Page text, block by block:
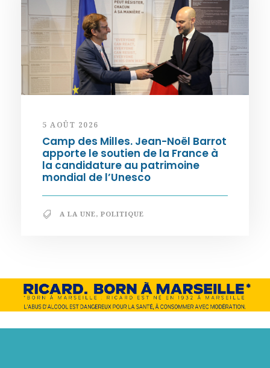
5 AOÛT 2026
Camp des Milles. Jean-Noël Barrot
apporte le soutien de la France à
la candidature au patrimoine
mondial de l’Unesco
A LA UNE, POLITIQUE